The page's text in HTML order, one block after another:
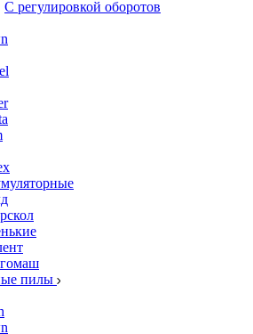
С регулировкой оборотов
пилы